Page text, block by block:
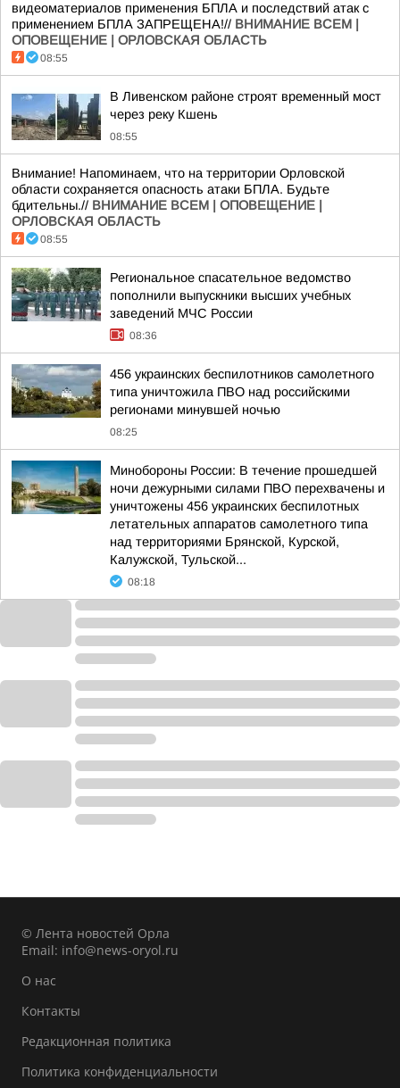
видеоматериалов применения БПЛА и последствий атак с
применением БПЛА ЗАПРЕЩЕНА!// ВНИМАНИЕ ВСЕМ |
ОПОВЕЩЕНИЕ | ОРЛОВСКАЯ ОБЛАСТЬ
08:55
В Ливенском районе строят временный мост
через реку Кшень
08:55
Внимание! Напоминаем, что на территории Орловской
области сохраняется опасность атаки БПЛА. Будьте
бдительны.// ВНИМАНИЕ ВСЕМ | ОПОВЕЩЕНИЕ |
ОРЛОВСКАЯ ОБЛАСТЬ
08:55
Региональное спасательное ведомство
пополнили выпускники высших учебных
заведений МЧС России
08:36
456 украинских беспилотников самолетного
типа уничтожила ПВО над российскими
регионами минувшей ночью
08:25
Минобороны России: В течение прошедшей
ночи дежурными силами ПВО перехвачены и
уничтожены 456 украинских беспилотных
летательных аппаратов самолетного типа
над территориями Брянской, Курской,
Калужской, Тульской...
08:18
© Лента новостей Орла
Email: info@news-oryol.ru
О нас
Контакты
Редакционная политика
Политика конфиденциальности